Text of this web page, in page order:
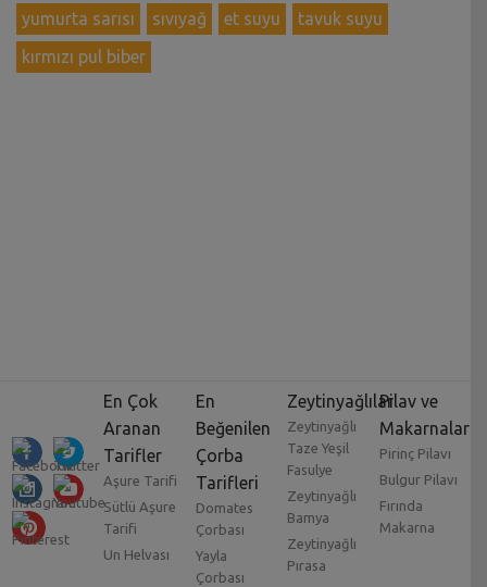
yumurta sarısı
sıvıyağ et suyu
tavuk suyu
kırmızı pul biber
En Çok
Aranan
Tarifler
Aşure Tarifi
Sütlü Aşure
Tarifi
Un Helvası
En
Beğenilen
Çorba
Tarifleri
Domates
Çorbası
Yayla
Çorbası
Zeytinyağlılar
Zeytinyağlı
Taze Yeşil
Fasulye
Zeytinyağlı
Bamya
Zeytinyağlı
Pırasa
Pilav ve
Makarnalar
Pirinç Pilavı
Bulgur Pilavı
Fırında
Makarna